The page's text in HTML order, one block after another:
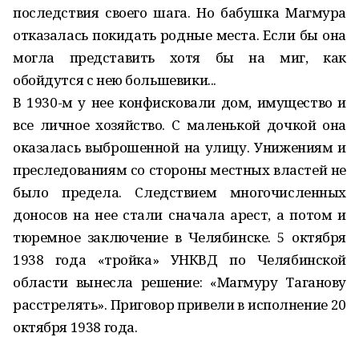
последствия своего шага. Но бабушка Магмура
отказалась покидать родные места. Если бы она
могла представить хотя бы на миг, как
обойдутся с нею большевики...
В 1930-м у нее конфисковали дом, имущество и
все личное хозяйство. С маленькой дочкой она
оказалась выброшенной на улицу. Унижениям и
преследованиям со стороны местных властей не
было предела. Следствием многочисленных
доносов на нее стали сначала арест, а потом и
тюремное заключение в Челябинске. 5 октября
1938 года «тройка» УНКВД по Челябинской
области вынесла решение: «Магмуру Таганову
расстрелять». Приговор привели в исполнение 20
октября 1938 года.